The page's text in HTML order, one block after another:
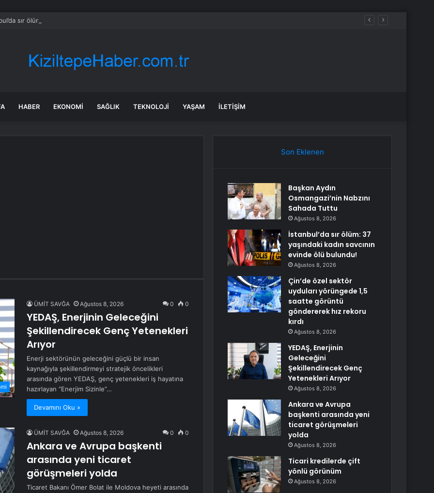
sır ölüm: 37 yaşındaki kadın savcının evinde ölü bulundu!
HABER EKONOMI SAĞLIK TEKNOLOJI YAŞAM İLETIŞIM
ÜMİT SAVĞA Ağustos 8, 2026 0 0
YEDAŞ, Enerjinin Geleceğini
Şekillendirecek Genç Yetenekleri
Arıyor
Enerji sektörünün geleceğini güçlü bir insan
kaynağıyla şekillendirmeyi stratejik öncelikleri
arasında gören YEDAŞ, genç yetenekleri iş hayatına
hazırlayan “Enerjim Sizinle”…
Devamını Oku »
ÜMİT SAVĞA Ağustos 8, 2026 0 0
Ankara ve Avrupa başkenti
arasında yeni ticaret
görüşmeleri yolda
Ticaret Bakanı Ömer Bolat ile Moldova heyeti arasında
Son Eklenen
Başkan Aydın
Osmangazi’nin Nabzını
Sahada Tuttu
Ağustos 8, 2026
İstanbul’da sır ölüm: 37
yaşındaki kadın savcının
evinde ölü bulundu!
Ağustos 8, 2026
Çin’de özel sektör
uyduları yörüngede 1,5
saatte görüntü
göndererek hız rekoru
kırdı
Ağustos 8, 2026
YEDAŞ, Enerjinin
Geleceğini
Şekillendirecek Genç
Yetenekleri Arıyor
Ağustos 8, 2026
Ankara ve Avrupa
başkenti arasında yeni
ticaret görüşmeleri
yolda
Ağustos 8, 2026
Ticari kredilerde çift
yönlü görünüm
Ağustos 8, 2026